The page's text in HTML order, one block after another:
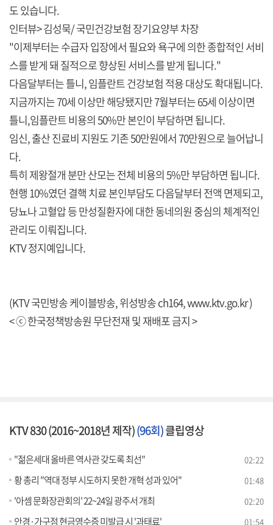
도 있습니다.
인터뷰> 김성묵/ 국민건강보험 장기요양부 차장
"이제부터는 수급자 입장에서 필요와 욕구에 의한 종합적인 서비
스를 받게 돼 질적으로 향상된 서비스를 받게 됩니다."
다음달부터는 틀니, 임플란트 건강보험 적용 대상도 확대됩니다.
지금까지는 70세 이상만 해당됐지만 7월부터는 65세 이상이면
틀니,임플란트 비용의 50%만 본인이 부담하면 됩니다.
임신, 출산 진료비 지원도 기존 50만원에서 70만원으로 늘어납니
다.
특히 제왕절개 분만 산모는 전체 비용의 5%만 부담하면 됩니다.
현행 10%였던 결핵 치료 본인부담도 다음달부터 전액 면제되고,
당뇨나 고혈압 등 만성질환자에 대한 동네의원 중심의 체계적인
관리도 이뤄집니다.
KTV 정지예입니다.
(KTV 국민방송 케이블방송, 위성방송 ch164,www.ktv.go.kr)
< ⓒ 한국정책방송원 무단전재 및 재배포 금지 >
KTV 830 (2016~2018년 제작)(96회)클립영상
"젊은세대 올바른 역사관 갖도록 최선" 02:22
황 총리 "역대 정부 시도하지 못한 개혁 성과 있어" 01:48
'아셈 문화장관회의' 22~24일 광주서 개최 02:20
안경·가구점 현금영수증 미발급 시 '과태료' 01:54